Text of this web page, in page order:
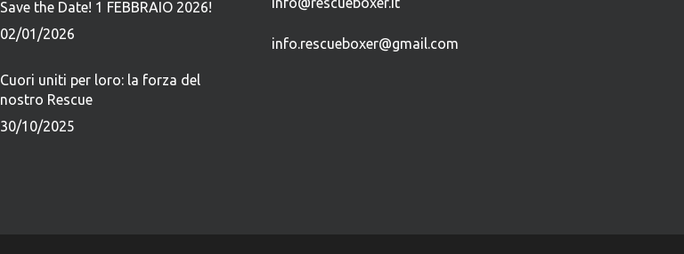
Save the Date! 1 FEBBRAIO 2026!
02/01/2026
Cuori uniti per loro: la forza del
nostro Rescue
30/10/2025
info.rescueboxer@gmail.com